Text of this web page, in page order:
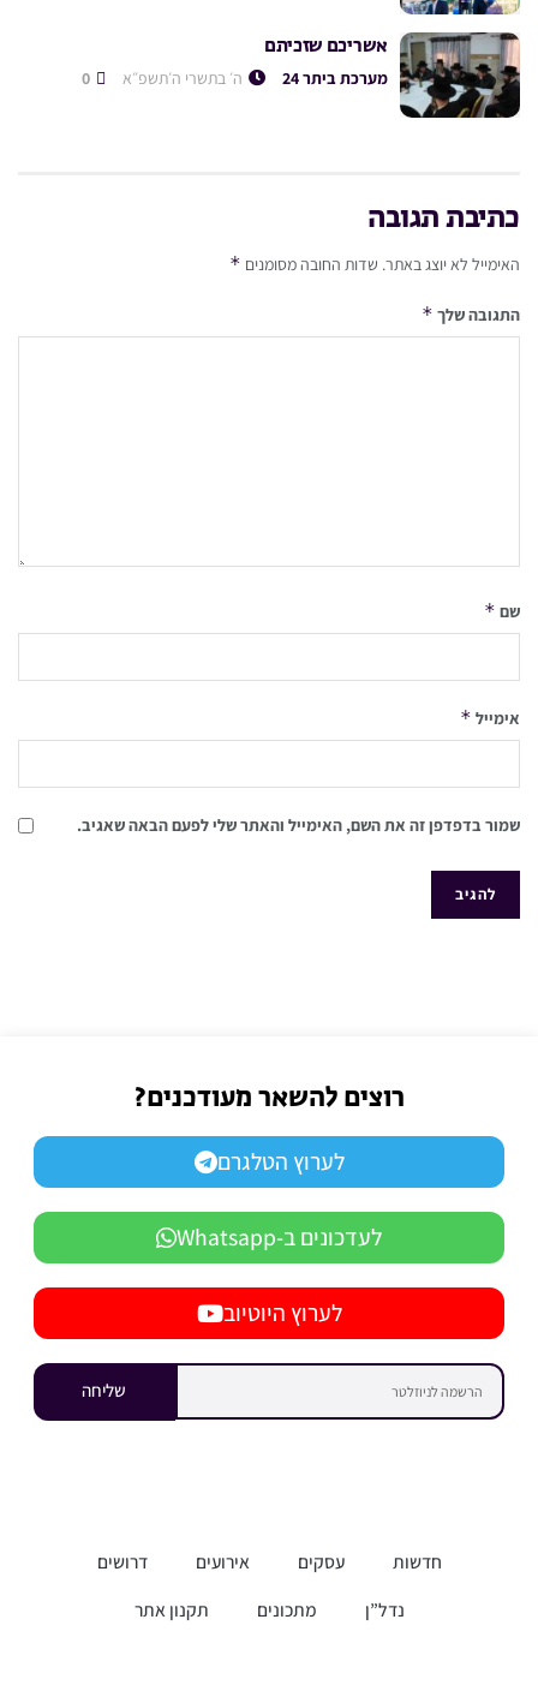
אשריכם שזכיתם
מערכת ביתר 24 ה׳ בתשרי ה׳תשפ״א
כתיבת תגובה
האימייל לא יוצג באתר. שדות החובה מסומנים *
התגובה שלך *
שם *
אימייל *
שמור בדפדפן זה את השם, האימייל והאתר שלי לפעם הבאה שאגיב.
רוצים להשאר מעודכנים?
לערוץ הטלגרם
לעדכונים ב-Whatsapp
לערוץ היוטיוב
שליחה
חדשות עסקים אירועים
דרושים
נדל”ן
מתכונים תקנון אתר